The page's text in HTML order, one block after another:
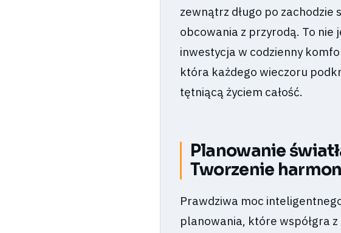
zewnątrz długo po zachodzie
obcowania z przyrodą. To nie
inwestycja w codzienny
która każdego wieczoru
tętniącą życiem całość.
Planowanie
Tworzenie
Prawdziwa moc
planowania, które współgra